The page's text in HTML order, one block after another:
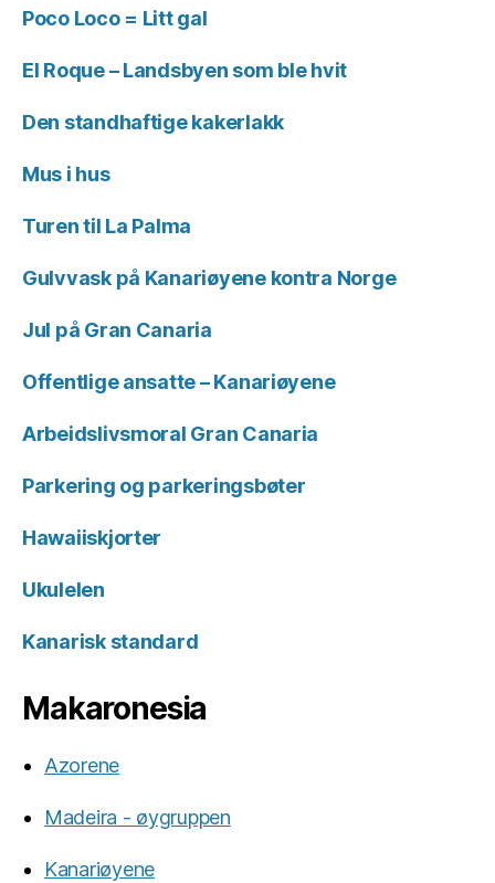
Poco Loco = Litt gal
El Roque – Landsbyen som ble hvit
Den standhaftige kakerlakk
Mus i hus
Turen til La Palma
Gulvvask på Kanariøyene kontra Norge
Jul på Gran Canaria
Offentlige ansatte – Kanariøyene
Arbeidslivsmoral Gran Canaria
Parkering og parkeringsbøter
Hawaiiskjorter
Ukulelen
Kanarisk standard
Makaronesia
Azorene
Madeira - øygruppen
Kanariøyene